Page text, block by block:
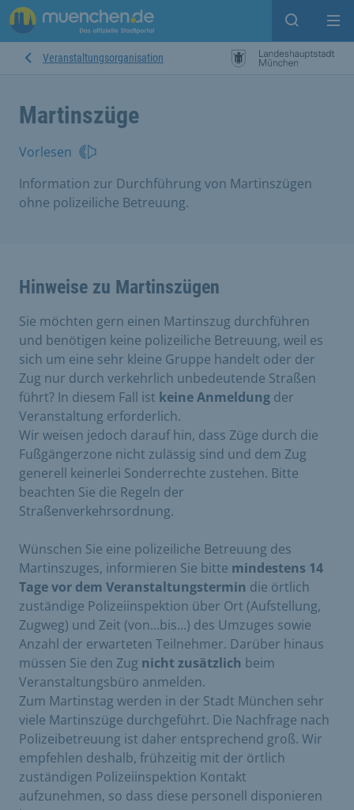
Open
Veranstaltungsorganisation
Martinszüge
Vorlesen
Information zur Durchführung von Martinszügen
ohne polizeiliche Betreuung.
Hinweise zu Martinszügen
Sie möchten gern einen Martinszug durchführen
und benötigen keine polizeiliche Betreuung, weil es
sich um eine sehr kleine Gruppe handelt oder der
Zug nur durch verkehrlich unbedeutende Straßen
führt? In diesem Fall ist keine Anmeldung der
Veranstaltung erforderlich.
Wir weisen jedoch darauf hin, dass Züge durch die
Fußgängerzone nicht zulässig sind und dem Zug
generell keinerlei Sonderrechte zustehen. Bitte
beachten Sie die Regeln der
Straßenverkehrsordnung.
Wünschen Sie eine polizeiliche Betreuung des
Martinszuges, informieren Sie bitte mindestens 14
Tage vor dem Veranstaltungstermin die örtlich
zuständige Polizeiinspektion über Ort (Aufstellung,
Zugweg) und Zeit (von...bis...) des Umzuges sowie
Anzahl der erwarteten Teilnehmer. Darüber hinaus
müssen Sie den Zug nicht zusätzlich beim
Veranstaltungsbüro anmelden.
Zum Martinstag werden in der Stadt München sehr
viele Martinszüge durchgeführt. Die Nachfrage nach
Polizeibetreuung ist daher entsprechend groß. Wir
empfehlen deshalb, frühzeitig mit der örtlich
zuständigen Polizeiinspektion Kontakt
aufzunehmen, so dass diese personell disponieren